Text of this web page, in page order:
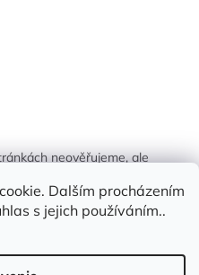
Dalším procházením
s jejich používáním..
neověřujeme, ale